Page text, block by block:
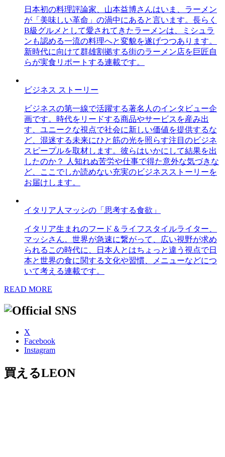
日本初の料理評論家、山本益博さんはいま、ラーメン
が「美味しい革命」の渦中にあると言います。長らく
B級グルメとして愛されてきたラーメンは、ミシュラ
ンも認める一流の料理へと変貌を遂げつつあります。
新時代に向けて群雄割拠する街のラーメン店を巨匠自
らが実食リポートする連載です。
ビジネス ストーリー
ビジネスの第一線で活躍する著名人のインタビュー企
画です。時代をリードする商品やサービスを産み出
す、ユニークな視点で社会に新しい価値を提供するな
ど、混迷する未来にひと筋の光を照らす注目のビジネ
スピープルを取材します。彼らはいかにして結果を出
したのか？ 人知れぬ苦労や仕事で得た意外な気づきな
ど、ここでしか読めない充実のビジネスストーリーを
お届けします。
イタリア人マッシの「思考する食欲」
イタリア生まれのフード＆ライフスタイルライター、
マッシさん。世界が急速に繋がって、広い視野が求め
られるこの時代に、日本人とはちょっと違う視点で日
本と世界の食に関する文化や習慣、メニューなどにつ
いて考える連載です。
READ MORE
X
Facebook
Instagram
買えるLEON